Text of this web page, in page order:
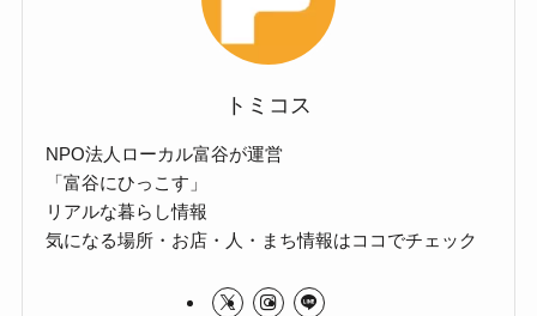
トミコス
NPO法人ローカル富谷が運営
「富谷にひっこす」
リアルな暮らし情報
気になる場所・お店・人・まち情報はココでチェック